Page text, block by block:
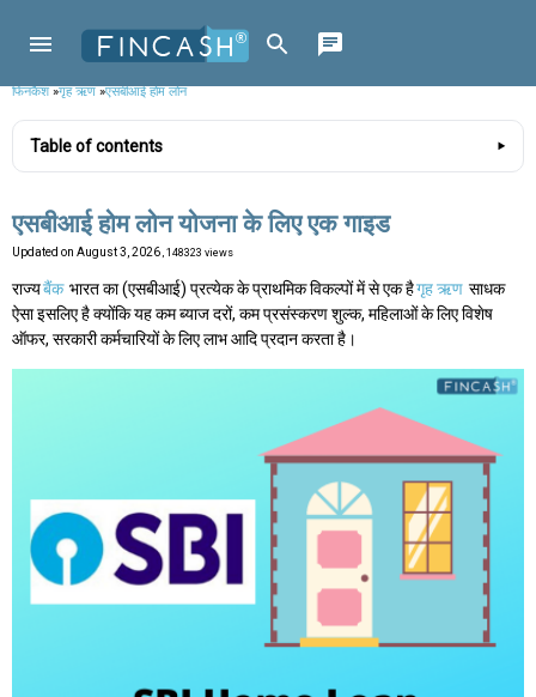
फिनकैश»गृह ऋण»एसबीआई होम लोन
Table of contents
एसबीआई होम लोन योजना के लिए एक गाइड
Updated on August 3, 2026 , 148323 views
राज्यबैंक भारत का (एसबीआई) प्रत्येक के प्राथमिक विकल्पों में से एक हैगृह ऋण साधक
ऐसा इसलिए है क्योंकि यह कम ब्याज दरों, कम प्रसंस्करण शुल्क, महिलाओं के लिए विशेष
ऑफर, सरकारी कर्मचारियों के लिए लाभ आदि प्रदान करता है।